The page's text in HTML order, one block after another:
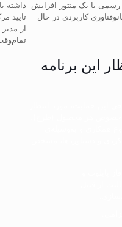
رسمی با یک منتور افزایش
کاربردی در حال
داشته
تایید
از
این برنامه